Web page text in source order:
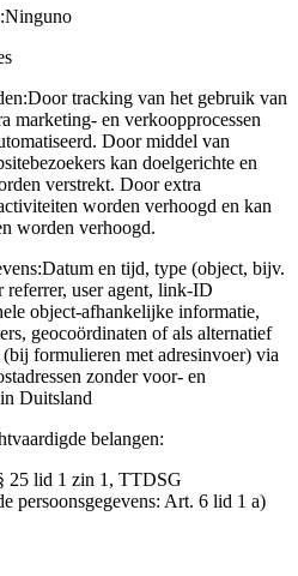
Ninguno
Door tracking van het gebruik van
marketing- en verkoopprocessen
Door middel van
kan doelgerichte en
verstrekt. Door extra
worden verhoogd en kan
worden verhoogd.
Datum en tijd, type (object, bijv.
referrer, user agent, link-ID
object-afhankelijke informatie,
geocoördinaten of als alternatief
formulieren met adresinvoer) via
zonder voor- en
Duitsland
belangen:
25 lid 1 zin 1, TTDSG
persoonsgegevens: Art. 6 lid 1 a)